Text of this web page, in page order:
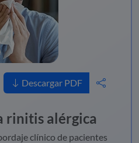
Descargar PDF
rinitis alérgica
clínico de pacientes